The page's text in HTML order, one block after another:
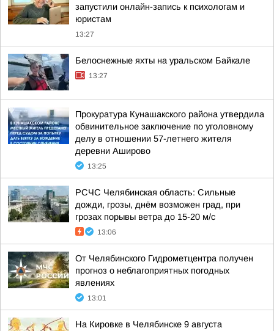
запустили онлайн-запись к психологам и
юристам
13:27
Белоснежные яхты на уральском Байкале
13:27
Прокуратура Кунашакского района утвердила
обвинительное заключение по уголовному
делу в отношении 57-летнего жителя
деревни Аширово
13:25
РСЧС Челябинская область: Сильные
дожди, грозы, днём возможен град, при
грозах порывы ветра до 15-20 м/с
13:06
От Челябинского Гидрометцентра получен
прогноз о неблагоприятных погодных
явлениях
13:01
На Кировке в Челябинске 9 августа